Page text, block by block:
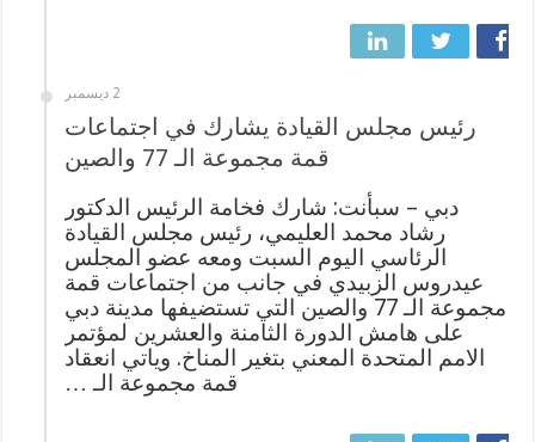
2 ديسمبر
رئيس مجلس القيادة يشارك في اجتماعات
قمة مجموعة الـ 77 والصين
دبي – سبأنت: شارك فخامة الرئيس الدكتور
رشاد محمد العليمي، رئيس مجلس القيادة
الرئاسي اليوم السبت ومعه عضو المجلس
عيدروس الزبيدي في جانب من اجتماعات قمة
مجموعة الـ 77 والصين التي تستضيفها مدينة دبي
على هامش الدورة الثامنة والعشرين لمؤتمر
الامم المتحدة المعني بتغير المناخ. وياتي انعقاد
قمة مجموعة الـ …